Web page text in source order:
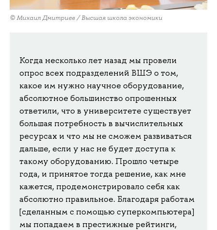
© Михаил Дмитриев / Высшая школа экономики
Когда несколько лет назад мы провели
опрос всех подразделений ВШЭ о том,
какое им нужно научное оборудование,
абсолютное большинство опрошенных
ответили, что в университете существует
большая потребность в вычислительных
ресурсах и что мы не сможем развиваться
дальше, если у нас не будет доступа к
такому оборудованию. Прошло четыре
года, и принятое тогда решение, как мне
кажется, продемонстрировало себя как
абсолютно правильное. Благодаря работам
[сделанным с помощью суперкомпьютера]
мы попадаем в престижные рейтинги,